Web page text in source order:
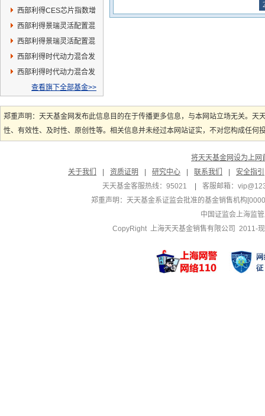
强A
西部利得CES芯片指数增
强C
西部利得景瑞灵活配置混
合A
西部利得景瑞灵活配置混
合C
西部利得时代动力混合发
起A
西部利得时代动力混合发
查看旗下全部基金>>
郑重声明：天天基金网发布此信息目的在于传播更多信息，与本网站立场无关。
性、有效性、及时性、原创性等。相关信息并未经过本网站证实，不对您构成任
将天天基金网设为上网
关于我们
资质证明 研究中心 联系我们
安全指引
天天基金客服热线：95021
客服邮箱：
郑重声明： 天天基金系证监会批准的基金销售机构
中国证监会上海监
CopyRight 上海天天基金销售有限公司 2011-